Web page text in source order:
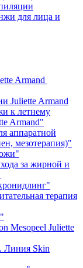
для лица и
Armand
Juliette Armand
к летнему
Armand"
аппаратной
мезотерапия)"
за жирной и
терапия
Mesopeel Juliette
Линия Skin